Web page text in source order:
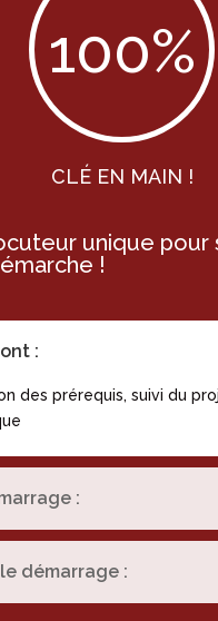
100%
CLÉ EN MAIN !
unique pour
!
:
des prérequis, suivi du
:
démarrage :